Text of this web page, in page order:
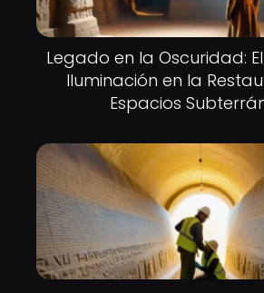
Legado en la Oscuridad:
Iluminación en la
Espacios